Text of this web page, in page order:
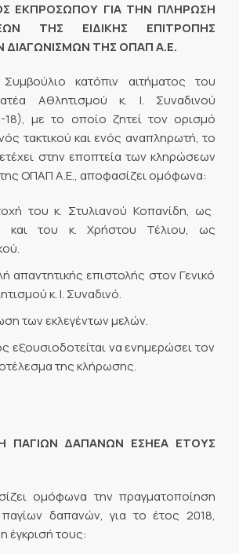
ΕΚΠΡΟΣΩΠΟΥ ΓΙΑ ΤΗΝ ΠΛΗΡΩΣΗ
ΤΗΣ ΕΙΔΙΚΗΣ ΕΠΙΤΡΟΠΗΣ
ΤΗΣ ΟΠΑΠ Α.Ε.
κατόπιν αιτήματος του
Αθλητισμού κ. Ι. Συναδινού
18), με το οποίο ζητεί τον ορισμό
τακτικού και ενός αναπληρωτή, το
στην εποπτεία των κληρώσεων
της ΟΠΑΠ Α.Ε., αποφασίζει ομόφωνα:
του κ. Στυλιανού Κοπανίδη, ως
και του κ. Χρήστου Τέλιου, ως
απαντητικής επιστολής στον Γενικό
κ. Ι. Συναδινό.
των εκλεγέντων μελών.
εξουσιοδοτείται να ενημερώσει τον
της κλήρωσης.
ΠΑΓΙΩΝ ΔΑΠΑΝΩΝ ΕΣΗΕΑ ΕΤΟΥΣ
ομόφωνα την πραγματοποίηση
δαπανών, για το έτος 2018,
έγκρισή τους: